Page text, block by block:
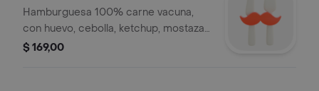
Hamburguesa 100% carne vacuna,
con huevo, cebolla, ketchup, mostaza
y queso cheddar.
$ 169,00